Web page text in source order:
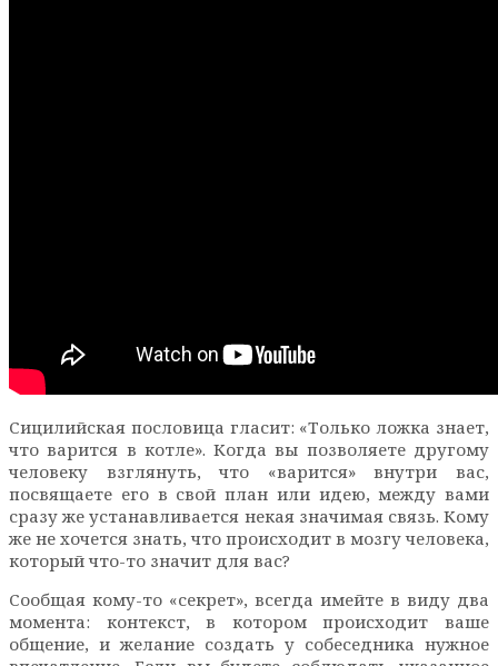
Сицилийская пословица гласит: «Только ложка знает,
что варится в котле». Когда вы позволяете другому
человеку взглянуть, что «варится» внутри вас,
посвящаете его в свой план или идею, между вами
сразу же устанавливается некая значимая связь. Кому
же не хочется знать, что происходит в мозгу человека,
который что-то значит для вас?
Сообщая кому-то «секрет», всегда имейте в виду два
момента: контекст, в котором происходит ваше
общение, и желание создать у собеседника нужное